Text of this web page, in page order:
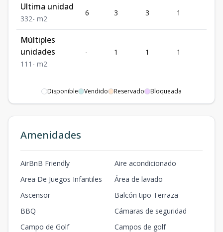
Ultima unidad
332- m2
6 3 3 1
Múltiples
unidades
1 1 1 - m2
- 1 1 1
Disponible Vendido Reservado Bloqueada
Amenidades
AirBnB Friendly
Aire acondicionado
Area De Juegos Infantiles
Área de lavado
Ascensor
Balcón tipo Terraza
BBQ
Cámaras de seguridad
Campo de Golf
Campos de golf